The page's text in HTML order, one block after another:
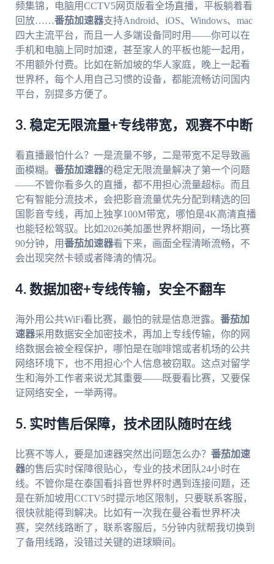
频集锦，电脑用CCTV5网页版看全场直播，平板躺着看
回放……番茄加速器支持Android、iOS、Windows、mac
四大主流平台，而且一人多端设备同时用——你可以在
手机和电脑上同时加速，甚至家人的平板也能一起用，
不用额外付费。比如在新加坡的华人家庭，晚上一起看
世界杯，每个人用自己习惯的设备，都能流畅访问国内
平台，别提多方便了。
3. 稳定无限流量+专线带宽，观赛不中断
看直播最怕什么？一是流量不够，二是带宽不足导致画
面模糊。 番茄加速器的稳定无限流量解决了第一个问题
——不管你看多久的直播，都不用担心流量超标。而且
它有智能分流技术，会把影音流量优先分配到精选的回
国影音专线，再加上独享100M带宽，哪怕是4K高清直播
也能轻松驾驭。比如2026美加墨世界杯期间，一场比赛
90分钟，用番茄加速器看下来，画面全程清晰流畅，不
会出现突然卡顿或者降清的情况。
4. 数据加密+专线传输，安全不翻车
海外用公共WiFi看比赛，最怕的就是信息泄露。 番茄加
速器采用数据安全加密技术，再加上专线传输，你的网
络数据会被全程保护，哪怕是在咖啡馆或者机场的公共
网络环境下，也不用担心个人信息被窃取。这点对留学
生和海外工作者来说尤其重要——既要看比赛，又要保
证网络安全，一举两得。
5. 实时售后保障，技术团队随时在线
比赛不等人，要是加速器突然出问题怎么办？ 番茄加速
器的售后实时保障很贴心，专业的技术团队24小时在
线。不管你是在泰国看抖音世界杯时遇到连接问题，还
是在新加坡用CCTV5时提示地区限制，只要联系客服，
很快就能得到解决。比如有一次我在曼谷看世界杯决
赛，突然线路断了，联系客服后，5分钟内就帮我切换到
了备用线路，没错过关键的进球瞬间。